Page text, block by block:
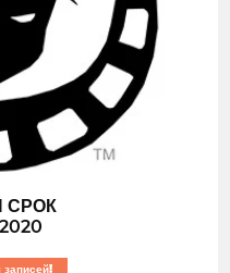
СРОК
записей!